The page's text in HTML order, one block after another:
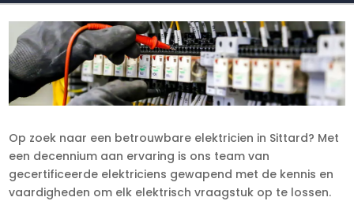
Op zoek naar een betrouwbare elektricien in Sittard? Met
een decennium aan ervaring is ons team van
gecertificeerde elektriciens gewapend met de kennis en
vaardigheden om elk elektrisch vraagstuk op te lossen.